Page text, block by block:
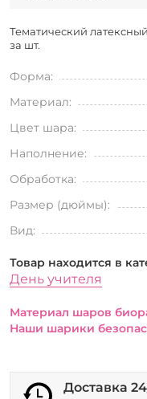
Тематический
за шт.
Форма:
Материал:
Цвет шара:
Наполнение:
Обработка:
Размер (дюймы):
Вид:
Товар находится в
День учителя
Материал шаров
Наши шарики
Доставка